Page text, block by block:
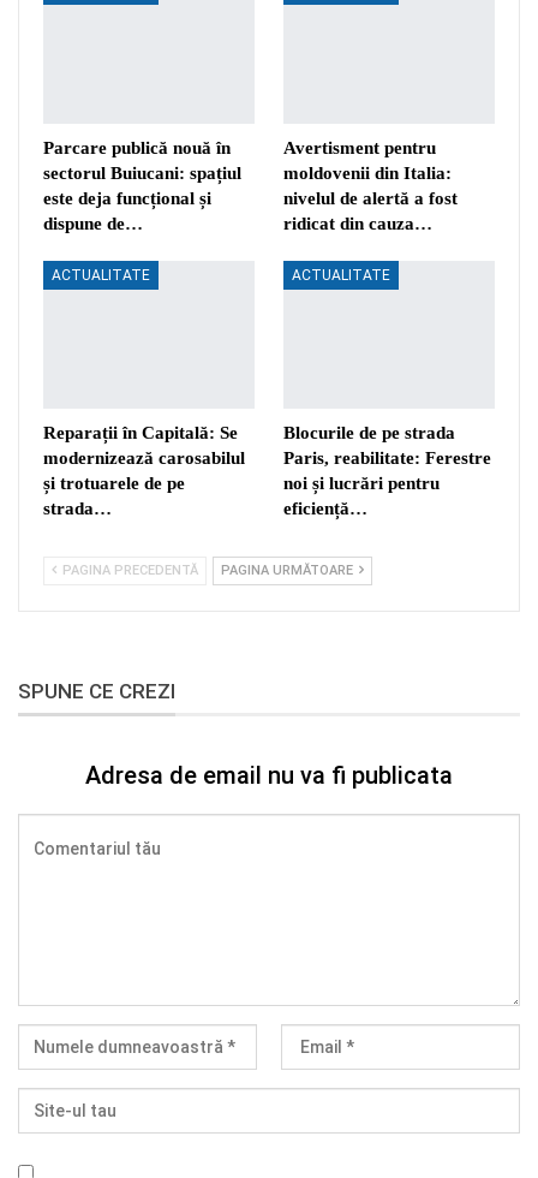
Parcare publică nouă în
sectorul Buiucani: spațiul
este deja funcțional și
dispune de…
Avertisment pentru
moldovenii din Italia:
nivelul de alertă a fost
ridicat din cauza…
ACTUALITATE
Reparații în Capitală: Se
modernizează carosabilul
și trotuarele de pe
strada…
ACTUALITATE
Blocurile de pe strada
Paris, reabilitate: Ferestre
noi și lucrări pentru
eficiență…
PAGINA PRECEDENTĂ PAGINA URMĂTOARE
SPUNE CE CREZI
Adresa de email nu va fi publicata